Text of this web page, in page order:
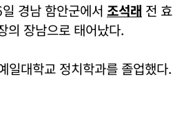
경남 함안군에서 조석래 전 효
의 장남으로 태어났다.
일대학교 정치학과를 졸업했다.